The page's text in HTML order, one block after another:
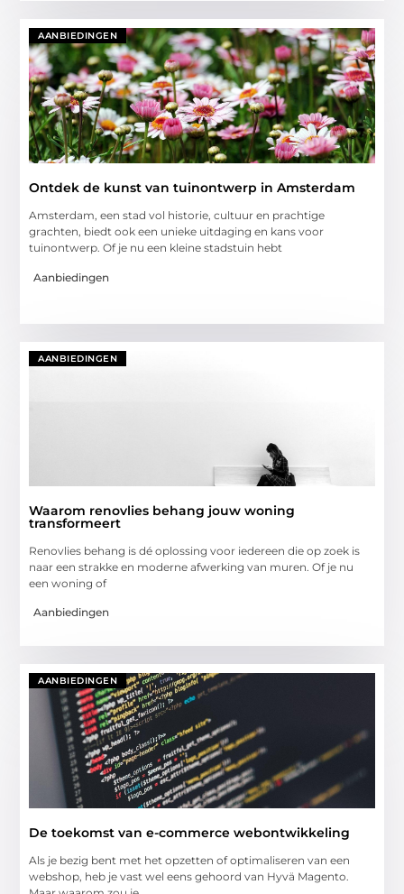
AANBIEDINGEN
Ontdek de kunst van tuinontwerp in Amsterdam
Amsterdam, een stad vol historie, cultuur en prachtige
grachten, biedt ook een unieke uitdaging en kans voor
tuinontwerp. Of je nu een kleine stadstuin hebt
Aanbiedingen
AANBIEDINGEN
Waarom renovlies behang jouw woning
transformeert
Renovlies behang is dé oplossing voor iedereen die op zoek is
naar een strakke en moderne afwerking van muren. Of je nu
een woning of
Aanbiedingen
AANBIEDINGEN
De toekomst van e-commerce webontwikkeling
Als je bezig bent met het opzetten of optimaliseren van een
webshop, heb je vast wel eens gehoord van Hyvä Magento.